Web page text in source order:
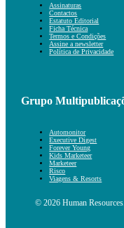
Assinaturas
Contactos
Estatuto Editorial
Ficha Técnica
Termos e Condições
Assine a newsletter
Política de Privacidade
Grupo
Automonitor
Executive Digest
Forever Young
Kids Marketeer
Marketeer
Risco
Viagens & Resorts
© 2026 Human